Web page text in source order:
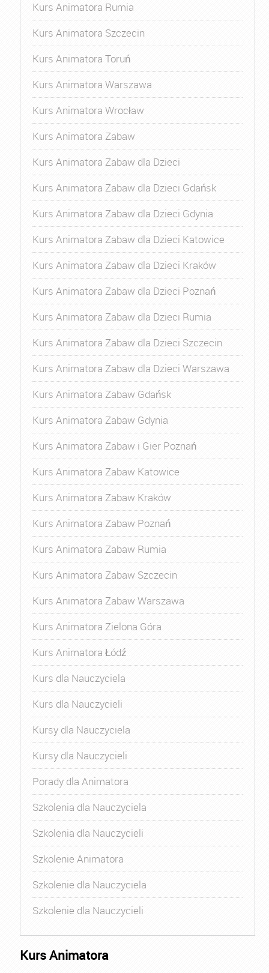
Kurs Animatora Rumia
Kurs Animatora Szczecin
Kurs Animatora Toruń
Kurs Animatora Warszawa
Kurs Animatora Wrocław
Kurs Animatora Zabaw
Kurs Animatora Zabaw dla Dzieci
Kurs Animatora Zabaw dla Dzieci Gdańsk
Kurs Animatora Zabaw dla Dzieci Gdynia
Kurs Animatora Zabaw dla Dzieci Katowice
Kurs Animatora Zabaw dla Dzieci Kraków
Kurs Animatora Zabaw dla Dzieci Poznań
Kurs Animatora Zabaw dla Dzieci Rumia
Kurs Animatora Zabaw dla Dzieci Szczecin
Kurs Animatora Zabaw dla Dzieci Warszawa
Kurs Animatora Zabaw Gdańsk
Kurs Animatora Zabaw Gdynia
Kurs Animatora Zabaw i Gier Poznań
Kurs Animatora Zabaw Katowice
Kurs Animatora Zabaw Kraków
Kurs Animatora Zabaw Poznań
Kurs Animatora Zabaw Rumia
Kurs Animatora Zabaw Szczecin
Kurs Animatora Zabaw Warszawa
Kurs Animatora Zielona Góra
Kurs Animatora Łódź
Kurs dla Nauczyciela
Kurs dla Nauczycieli
Kursy dla Nauczyciela
Kursy dla Nauczycieli
Porady dla Animatora
Szkolenia dla Nauczyciela
Szkolenia dla Nauczycieli
Szkolenie Animatora
Szkolenie dla Nauczyciela
Szkolenie dla Nauczycieli
Kurs Animatora